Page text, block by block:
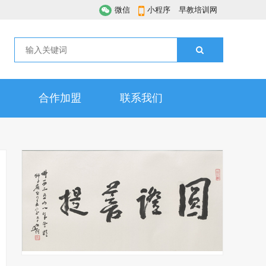
微信 小程序 早教培训网
合作加盟 联系我们